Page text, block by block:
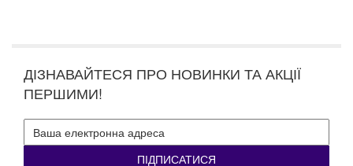
ДІЗНАВАЙТЕСЯ ПРО НОВИНКИ ТА АКЦІЇ
ПЕРШИМИ!
ПІДПИСАТИСЯ